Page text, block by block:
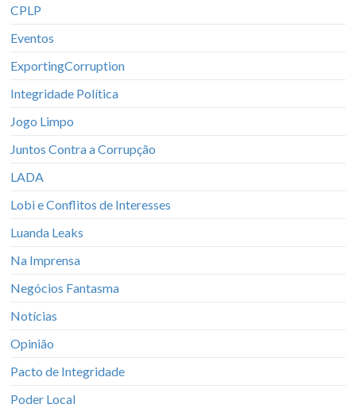
CPLP
Eventos
ExportingCorruption
Integridade Política
Jogo Limpo
Juntos Contra a Corrupção
LADA
Lobi e Conflitos de Interesses
Luanda Leaks
Na Imprensa
Negócios Fantasma
Notícias
Opinião
Pacto de Integridade
Poder Local